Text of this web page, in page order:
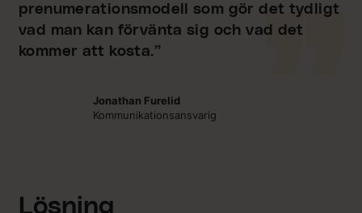
prenumerationsmodell som gör det tydligt
vad man kan förvänta sig och vad det
kommer att kosta.”
Jonathan Furelid
Kommunikationsansvarig
Lösning